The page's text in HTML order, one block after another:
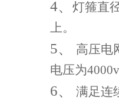
4、 灯箍直
上。
5、
高压电
电压为4000v
6、 满足连